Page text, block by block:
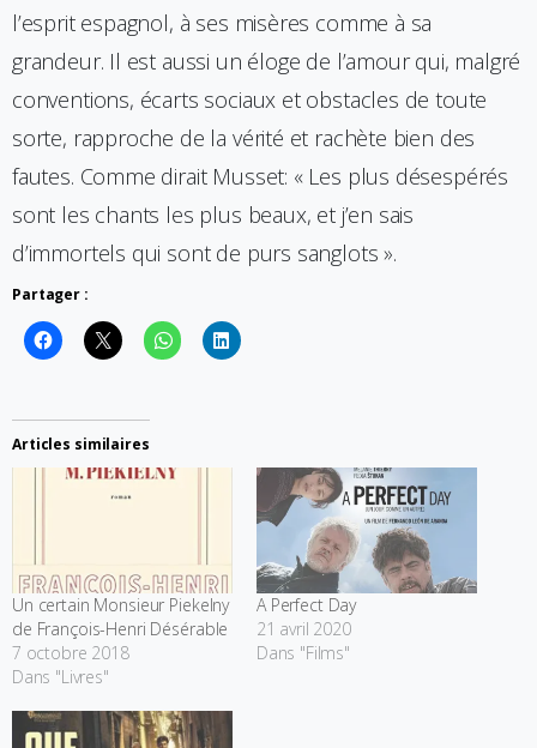
l’esprit espagnol, à ses misères comme à sa
grandeur. Il est aussi un éloge de l’amour qui, malgré
conventions, écarts sociaux et obstacles de toute
sorte, rapproche de la vérité et rachète bien des
fautes. Comme dirait Musset: « Les plus désespérés
sont les chants les plus beaux, et j’en sais
d’immortels qui sont de purs sanglots ».
Partager :
Articles similaires
Un certain Monsieur Piekelny
de François-Henri Désérable
7 octobre 2018
Dans "Livres"
A Perfect Day
21 avril 2020
Dans "Films"